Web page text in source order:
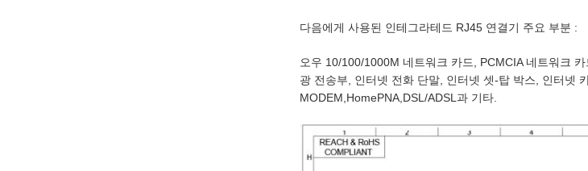
다음에게 사용된 인테그라테드 RJ45 연결기 주요 부분 :
오우 10/100/1000M 네트워크 카드, PCMCIA 네트워크
광 전송부, 인터넷 전화 단말, 인터넷 셋-탑 박스, 인터넷
MODEM,HomePNA,DSL/ADSL과 기타.